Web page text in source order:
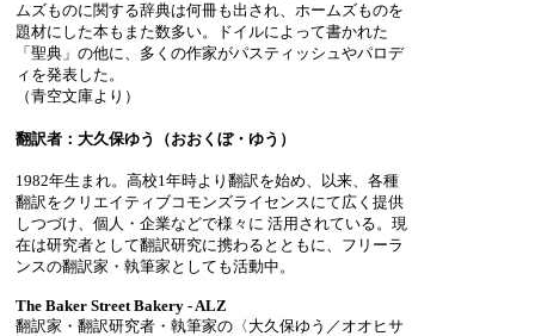
ムズものに関する辞典は何冊も出され、ホームズものを
題材にした本もまた数多い。ドイルによって書かれた
「聖典」の他に、多くの作家がパスティッシュやパロデ
ィを発表した。
（青空文庫より）
翻訳者：大久保ゆう（おおくぼ・ゆう）
1982年生まれ。高校1年時より翻訳を始め、以来、各種
翻訳をクリエイティブコモンズライセンスにて広く提供
しつづけ、個人・企業などで様々に 活用されている。現
在は研究者として翻訳研究に携わるとともに、フリーラ
ンスの翻訳家・執筆家としても活動中。
The Baker Street Bakery - ALZ
翻訳家・翻訳研究者・執筆家の〈大久保ゆう／オオヒサ